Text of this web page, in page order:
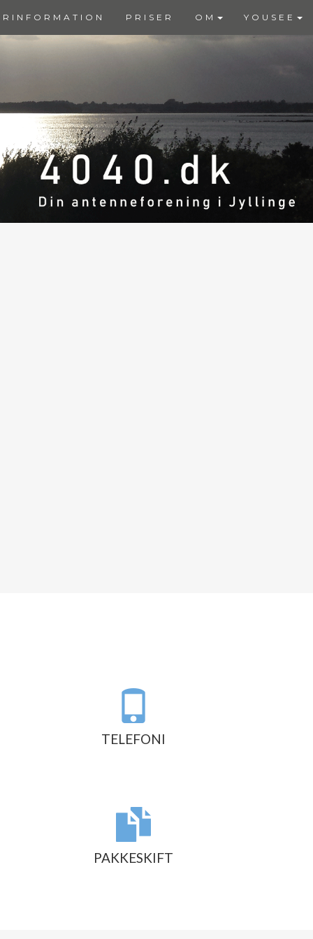
PRISER OM YOUSEE
TELEFONI
PAKKESKIFT